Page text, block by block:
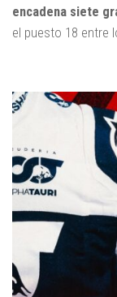
encadena siete
el puesto 18 entre